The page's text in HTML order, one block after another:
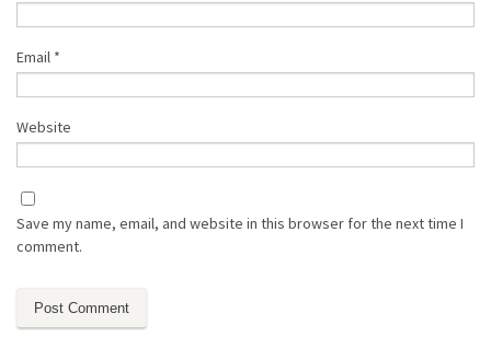
Email *
Website
Save my name, email, and website in this browser for the next time I
comment.